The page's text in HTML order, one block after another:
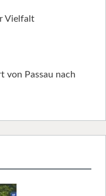
Vielfalt
von Passau nach